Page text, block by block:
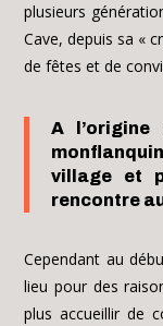
plusieurs
Cave, depuis sa «
de fêtes et de
A
village et
rencontre
Cependant au
lieu pour des
plus accueillir de